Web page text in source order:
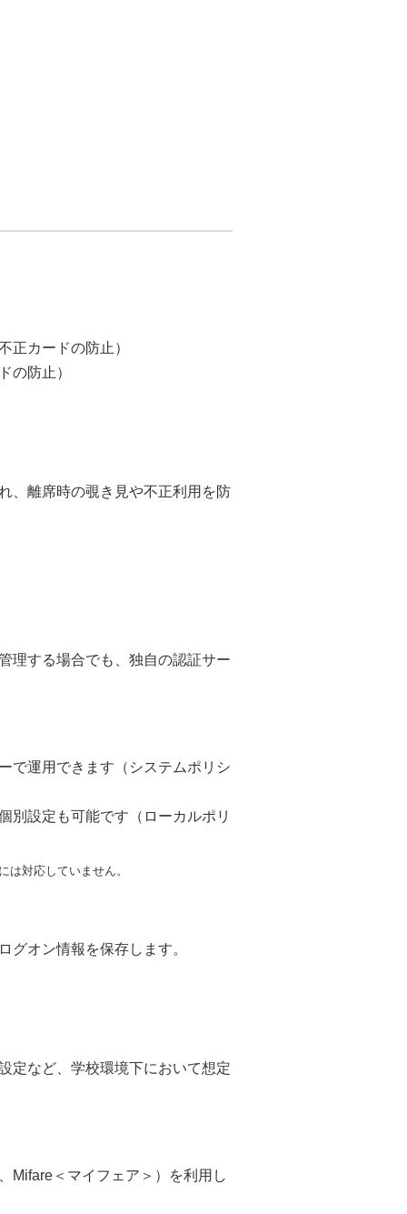
正カードの防止）
の防止）
、離席時の覗き見や不正利用を防
理する場合でも、独自の認証サー
で運用できます（システムポリシ
別設定も可能です（ローカルポリ
は対応していません。
グオン情報を保存します。
定など、学校環境下において想定
Mifare＜マイフェア＞）を利用し